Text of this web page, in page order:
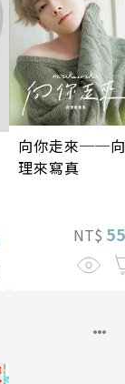
向你走來──向
理來寫真
NT$